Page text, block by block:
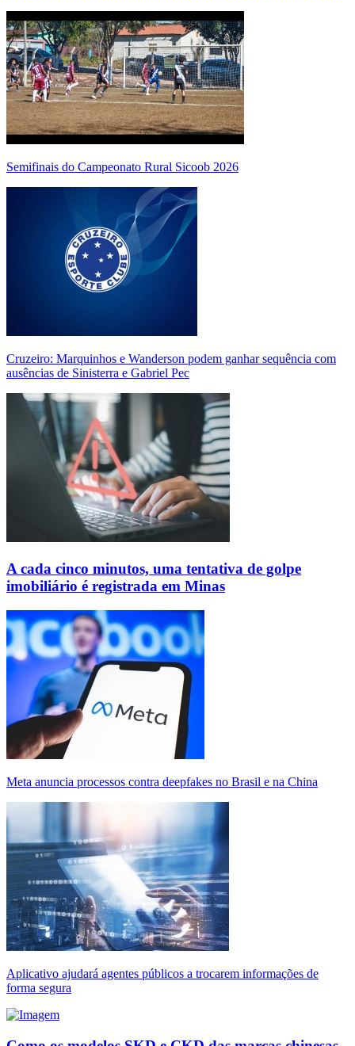
Semifinais do Campeonato Rural Sicoob 2026
Cruzeiro: Marquinhos e Wanderson podem ganhar sequência com
ausências de Sinisterra e Gabriel Pec
A cada cinco minutos, uma tentativa de golpe
imobiliário é registrada em Minas
Meta anuncia processos contra deepfakes no Brasil e na China
Aplicativo ajudará agentes públicos a trocarem informações de
forma segura